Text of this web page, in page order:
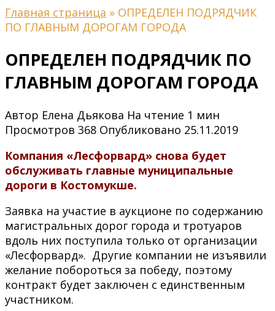
Главная страница » ОПРЕДЕЛЕН ПОДРЯДЧИК
ПО ГЛАВНЫМ ДОРОГАМ ГОРОДА
ОПРЕДЕЛЕН ПОДРЯДЧИК ПО
ГЛАВНЫМ ДОРОГАМ ГОРОДА
Автор Елена Дьякова На чтение 1 мин
Просмотров 368 Опубликовано 25.11.2019
Компания «Лесфорвард» снова будет
обслуживать главные муниципальные
дороги в Костомукше.
Заявка на участие в аукционе по содержанию
магистральных дорог города и тротуаров
вдоль них поступила только от организации
«Лесфорвард». Другие компании не изъявили
желание побороться за победу, поэтому
контракт будет заключен с единственным
участником.